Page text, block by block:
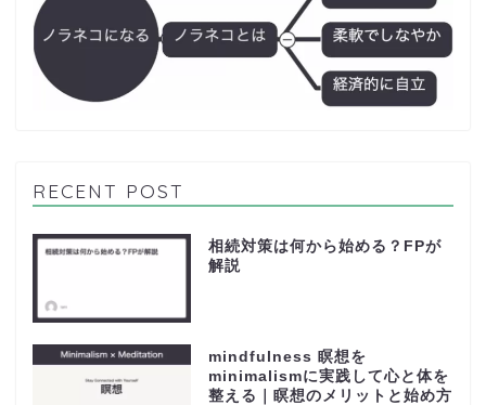
RECENT POST
相続対策は何から始める？FPが
解説
mindfulness 瞑想を
minimalismに実践して心と体を
整える｜瞑想のメリットと始め方